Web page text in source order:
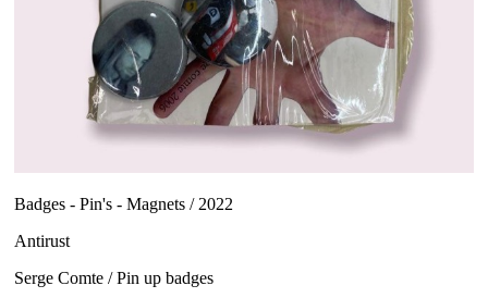
Badges - Pin's - Magnets / 2022
Antirust
Serge Comte / Pin up badges